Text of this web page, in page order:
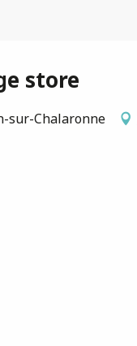
store
sur-Chalaronne